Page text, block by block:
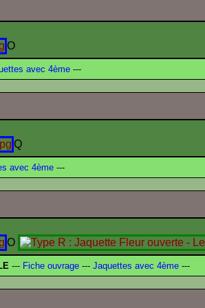
O
avec 4ème ---
Q
avec 4ème ---
O
--- Fiche ouvrage --- Jaquettes avec 4ème ---